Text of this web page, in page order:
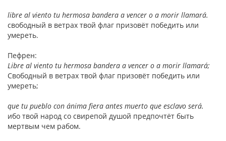
libre al viento tu hermosa bandera a vencer o a morir llamará.
свободный в ветрах твой флаг призовёт победить или
умереть.
Пефрен:
Libre al viento tu hermosa bandera a vencer o a morir llamará;
Свободный в ветрах твой флаг призовёт победить или
умереть;
que tu pueblo con ánima fiera antes muerto que esclavo será.
ибо твой народ со свирепой душой предпочтёт быть
мертвым чем рабом.